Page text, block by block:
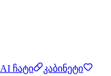
AI ჩატი
კაბინეტი